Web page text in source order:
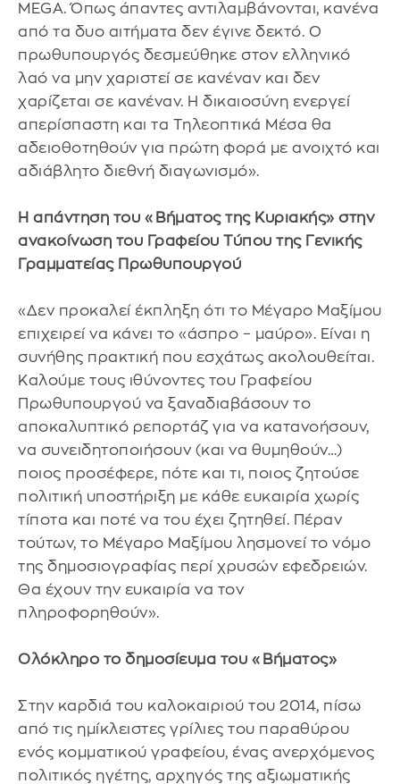
MEGA. Όπως άπαντες αντιλαμβάνονται, κανένα
από τα δυο αιτήματα δεν έγινε δεκτό. Ο
πρωθυπουργός δεσμεύθηκε στον ελληνικό
λαό να μην χαριστεί σε κανέναν και δεν
χαρίζεται σε κανέναν. Η δικαιοσύνη ενεργεί
απερίσπαστη και τα Τηλεοπτικά Μέσα θα
αδειοθοτηθούν για πρώτη φορά με ανοιχτό και
αδιάβλητο διεθνή διαγωνισμό».
Η απάντηση του «Βήματος της Κυριακής» στην
ανακοίνωση του Γραφείου Τύπου της Γενικής
Γραμματείας Πρωθυπουργού
«Δεν προκαλεί έκπληξη ότι το Μέγαρο Μαξίμου
επιχειρεί να κάνει το «άσπρο – μαύρο». Είναι η
συνήθης πρακτική που εσχάτως ακολουθείται.
Καλούμε τους ιθύνοντες του Γραφείου
Πρωθυπουργού να ξαναδιαβάσουν το
αποκαλυπτικό ρεπορτάζ για να κατανοήσουν,
να συνειδητοποιήσουν (και να θυμηθούν…)
ποιος προσέφερε, πότε και τι, ποιος ζητούσε
πολιτική υποστήριξη με κάθε ευκαιρία χωρίς
τίποτα και ποτέ να του έχει ζητηθεί. Πέραν
τούτων, το Μέγαρο Μαξίμου λησμονεί το νόμο
της δημοσιογραφίας περί χρυσών εφεδρειών.
Θα έχουν την ευκαιρία να τον
πληροφορηθούν».
Ολόκληρο το δημοσίευμα του «Βήματος»
Στην καρδιά του καλοκαιριού του 2014, πίσω
από τις ημίκλειστες γρίλιες του παραθύρου
ενός κομματικού γραφείου, ένας ανερχόμενος
πολιτικός ηγέτης, αρχηγός της αξιωματικής